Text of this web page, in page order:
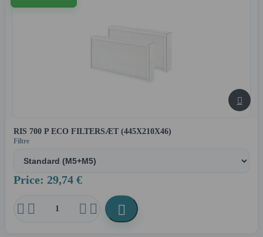

RIS 700 P ECO FILTERSÆT (445X210X46)
Filtre
Price: 29,74 €
    